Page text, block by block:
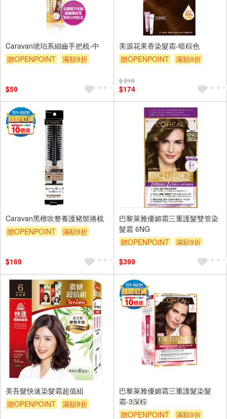
Caravan琥珀系細齒手把梳-中
贈OPENPOINT
滿額9折
$59
美源花果香染髮霜-暗棕色
贈OPENPOINT
滿額9折
$ 218
$174
Caravan黑檀吹整養護豬鬃捲梳
贈OPENPOINT
滿額9折
$169
巴黎萊雅優媚霜三重護髮雙管染
髮霜 6NG
贈OPENPOINT
滿額9折
$399
美吾髮快速染髮霜超值組
贈OPENPOINT
滿額9折
巴黎萊雅優媚霜三重護髮染髮
霜-3深棕
贈OPENPOINT
滿額9折